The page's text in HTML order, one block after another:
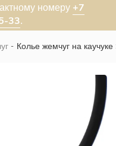
номеру +7
33.
Колье жемчуг на